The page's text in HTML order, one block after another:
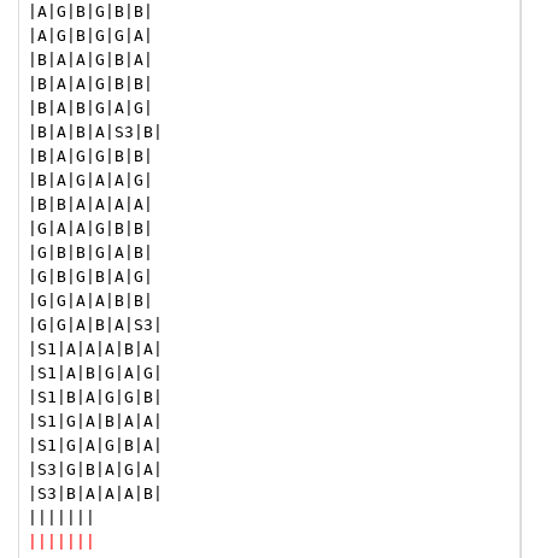
|A|G|B|G|B|B|
|A|G|B|G|G|A|
|B|A|A|G|B|A|
|B|A|A|G|B|B|
|B|A|B|G|A|G|
|B|A|B|A|S3|B|
|B|A|G|G|B|B|
|B|A|G|A|A|G|
|B|B|A|A|A|A|
|G|A|A|G|B|B|
|G|B|B|G|A|B|
|G|B|G|B|A|G|
|G|G|A|A|B|B|
|G|G|A|B|A|S3|
|S1|A|A|A|B|A|
|S1|A|B|G|A|G|
|S1|B|A|G|G|B|
|S1|G|A|B|A|A|
|S1|G|A|G|B|A|
|S3|G|B|A|G|A|
|S3|B|A|A|A|B|